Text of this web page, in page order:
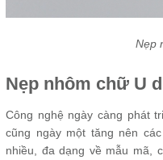
Nẹp
Nẹp nhôm chữ U
Công nghệ ngày càng phát
cũng ngày một tăng nên
nhiều, đa dạng về mẫu mã,